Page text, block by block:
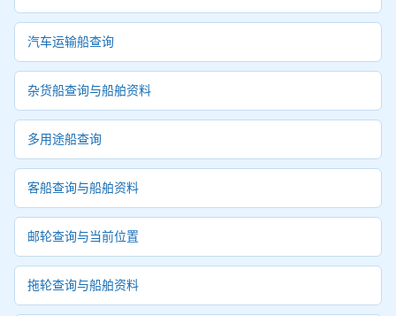
汽车运输船查询
杂货船查询与船舶资料
多用途船查询
客船查询与船舶资料
邮轮查询与当前位置
拖轮查询与船舶资料